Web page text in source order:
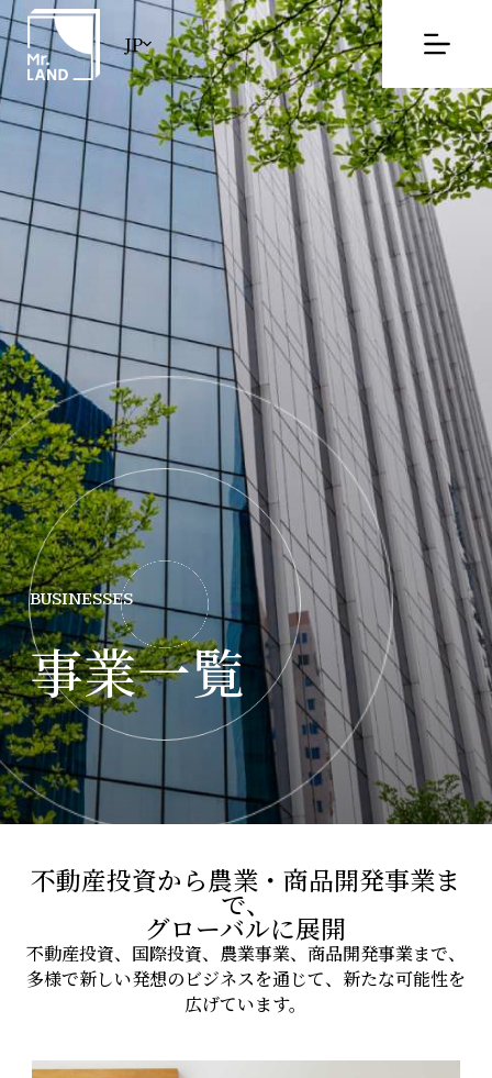
コ
ン
テ
ン
ツ
キ
ッ
JP
BUSINESSES
事業一覧
不動産投資から農業・商品開発事業ま
で、
グローバルに展開
不動産投資、国際投資、農業事業、商品開発事業まで、
多様で新しい発想のビジネスを通じて、新たな可能性を
広げています。